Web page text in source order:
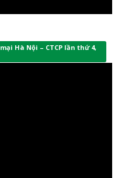
Hà Nội – CTCP lần thứ 4,